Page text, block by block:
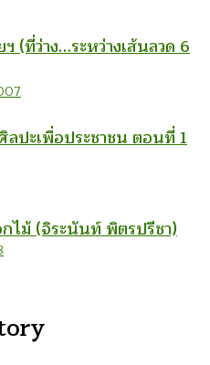
(ที่ว่าง…ระหว่างเส้นลวด 6
ลปะเพื่อประชาชน ตอนที่ 1
ไม้ (จิระนันท์ พิตรปรีชา)